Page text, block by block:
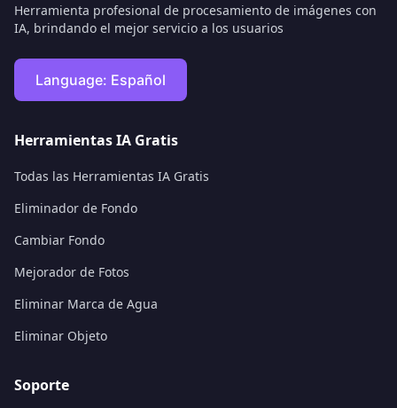
Herramienta profesional de procesamiento de imágenes con
IA, brindando el mejor servicio a los usuarios
Language: Español
Herramientas IA Gratis
Todas las Herramientas IA Gratis
Eliminador de Fondo
Cambiar Fondo
Mejorador de Fotos
Eliminar Marca de Agua
Eliminar Objeto
Soporte